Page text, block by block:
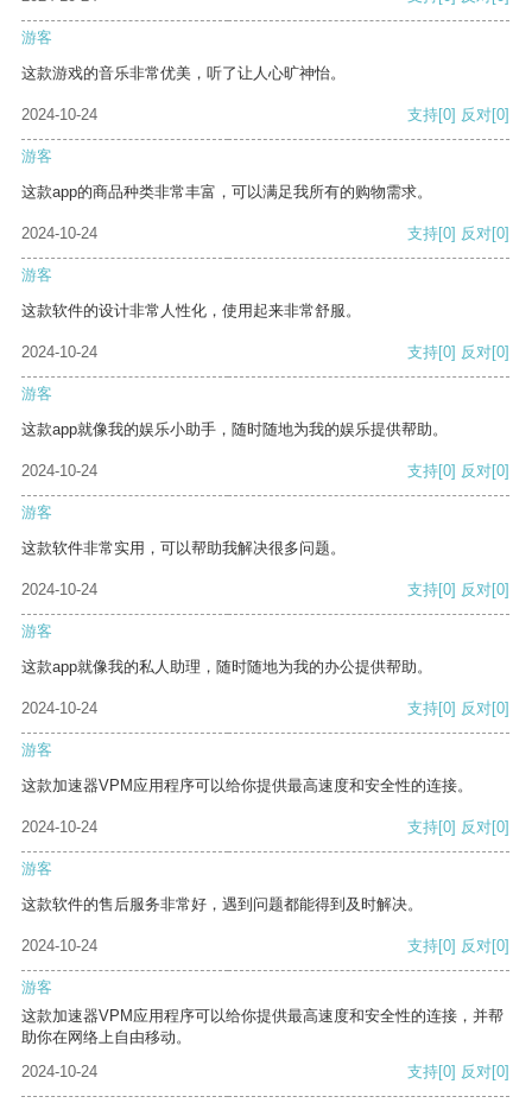
游客
这款游戏的音乐非常优美，听了让人心旷神怡。
2024-10-24 支持[0] 反对[0]
游客
这款app的商品种类非常丰富，可以满足我所有的购物需求。
2024-10-24 支持[0] 反对[0]
游客
这款软件的设计非常人性化，使用起来非常舒服。
2024-10-24 支持[0] 反对[0]
游客
这款app就像我的娱乐小助手，随时随地为我的娱乐提供帮助。
2024-10-24 支持[0] 反对[0]
游客
这款软件非常实用，可以帮助我解决很多问题。
2024-10-24 支持[0] 反对[0]
游客
这款app就像我的私人助理，随时随地为我的办公提供帮助。
2024-10-24 支持[0] 反对[0]
游客
这款加速器VPM应用程序可以给你提供最高速度和安全性的连接。
2024-10-24 支持[0] 反对[0]
游客
这款软件的售后服务非常好，遇到问题都能得到及时解决。
2024-10-24 支持[0] 反对[0]
游客
这款加速器VPM应用程序可以给你提供最高速度和安全性的连接，并帮
助你在网络上自由移动。
2024-10-24
支持[0] 反对[0]